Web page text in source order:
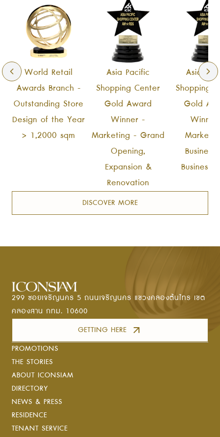
World Retail
Awards Branch -
Outstanding Store
Design of the Year
> 1,2000 sqm
Asia Pacific
Shopping Center
Gold Award
Winner -
Marketing - Grand
Opening,
Expansion &
Renovation
Asia
Shopping
Gold
Business
DISCOVER MORE
299 ซอยเจริญนคร 5 ถนนเจริญนคร แขวงคลองต้นไทร เขต
คลองสาน กทม. 10600
GETTING HERE
PROMOTIONS
THE STORIES
ABOUT ICONSIAM
DIRECTORY
NEWS & PRESS
RESIDENCE
TENANT SERVICE